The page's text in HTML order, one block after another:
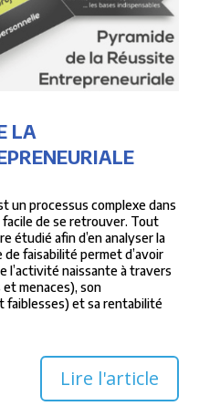
LA
un processus complexe dans
facile de se retrouver. Tout
étudié afin d’en analyser la
faisabilité permet d’avoir
l’activité naissante à travers
menaces), son
et sa rentabilité
Lire l'article